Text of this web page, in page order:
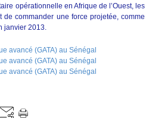
opérationnelle en Afrique de l’Ouest, les
de commander une force projetée, comme
janvier 2013.